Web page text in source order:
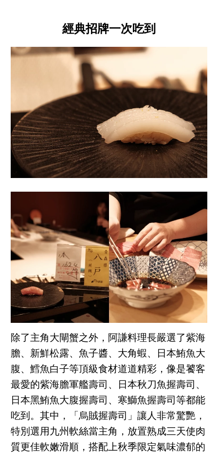
經典招牌一次吃到
除了主角大閘蟹之外，阿謙料理長嚴選了紫海
膽、新鮮松露、魚子醬、大角蝦、日本鮪魚大
腹、鱈魚白子等頂級食材道道精彩，像是饕客
最愛的紫海膽軍艦壽司、日本秋刀魚握壽司、
日本黑鮪魚大腹握壽司、寒鰤魚握壽司等都能
吃到。其中，「烏賊握壽司」讓人非常驚艷，
特別選用九州軟絲當主角，放置熟成三天使肉
質更佳軟嫩滑順，搭配上秋季限定氣味濃郁的